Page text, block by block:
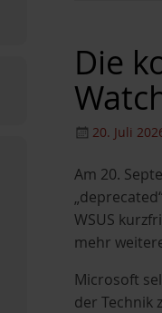
Die
20. Juli
Am 20.
WSUS
mehr
Microsoft
der Technik